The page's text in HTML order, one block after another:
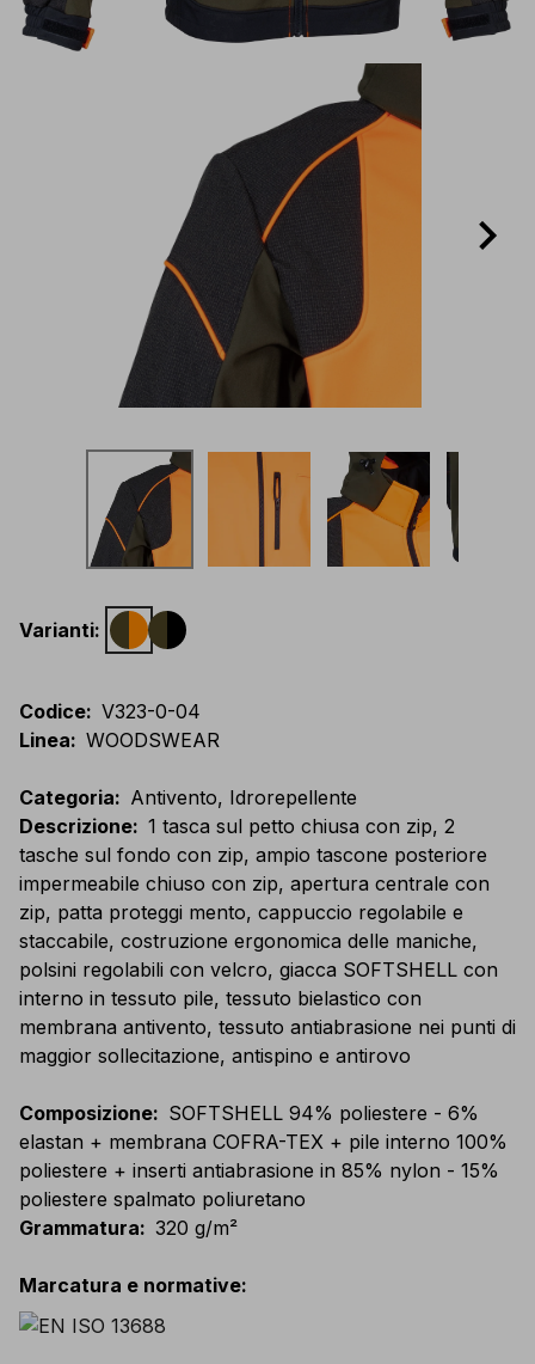
Varianti:
Codice: V323-0-04
Linea: WOODSWEAR
Categoria: Antivento, Idrorepellente
Descrizione: 1 tasca sul petto chiusa con zip, 2
tasche sul fondo con zip, ampio tascone posteriore
impermeabile chiuso con zip, apertura centrale con
zip, patta proteggi mento, cappuccio regolabile e
staccabile, costruzione ergonomica delle maniche,
polsini regolabili con velcro, giacca SOFTSHELL con
interno in tessuto pile, tessuto bielastico con
membrana antivento, tessuto antiabrasione nei punti di
maggior sollecitazione, antispino e antirovo
Composizione: SOFTSHELL 94% poliestere - 6%
elastan + membrana COFRA-TEX + pile interno 100%
poliestere + inserti antiabrasione in 85% nylon - 15%
poliestere spalmato poliuretano
Grammatura: 320 g/m²
Marcatura e normative: